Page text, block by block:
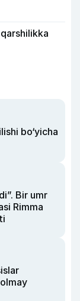
bo‘yicha
Bir umr
Rimma